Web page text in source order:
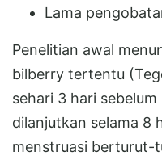
Lama
Penelitian awal
bilberry tertentu
sehari 3 hari
dilanjutkan selama 8
menstruasi berturut-